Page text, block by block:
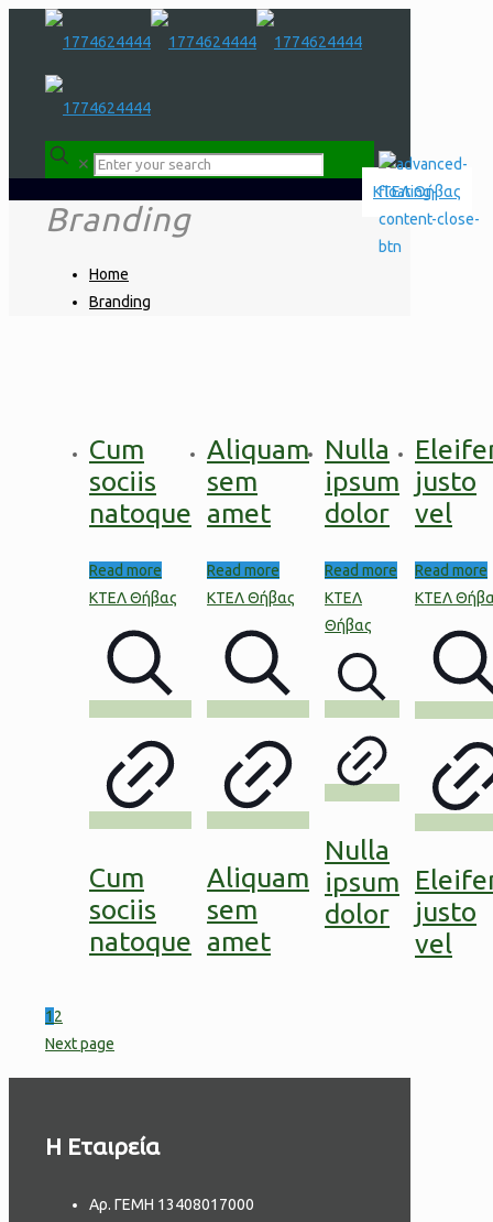
✕
Branding
Home
Branding
Cum
sociis
natoque
Read more
Cum
sociis
natoque
Aliquam
sem
amet
Read more
Aliquam
sem
amet
Nulla
ipsum
dolor
Read more
Nulla
ipsum
dolor
justo
vel
Read more
justo
vel
1 2
Next page
H Εταιρεία
Aρ. ΓΕΜΗ 13408017000